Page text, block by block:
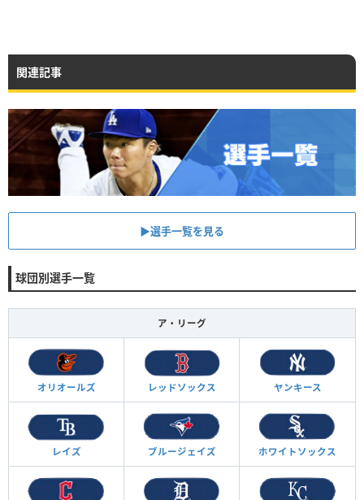
関連記事
▶︎選手一覧を見る
球団別選手一覧
ア・リーグ
オリオールズ レッドソックス ヤンキース
レイズ ブルージェイズ ホワイトソックス